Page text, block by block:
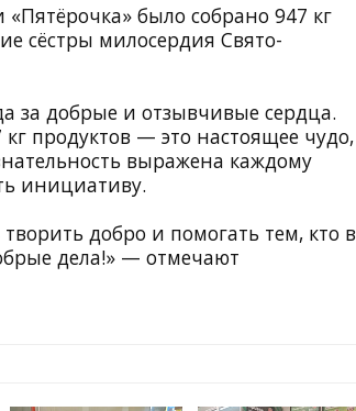
было собрано 947 кг
сёстры милосердия Свято-
за добрые и отзывчивые сердца.
продуктов — это настоящее чудо,
выражена каждому
инициативу.
добро и помогать тем, кто в
дела!» — отмечают